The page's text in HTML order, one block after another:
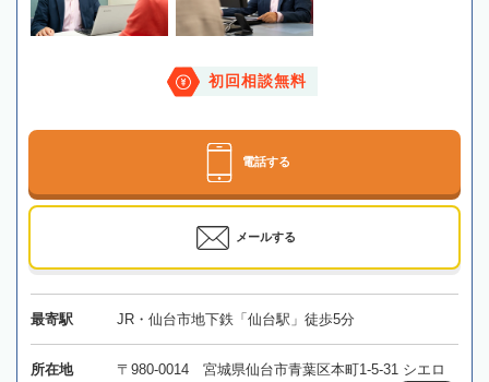
初回相談無料
電話する
メールする
最寄駅 JR・仙台市地下鉄「仙台駅」徒歩5分
所在地
〒980-0014 宮城県仙台市青葉区本町1-5-31 シエロ